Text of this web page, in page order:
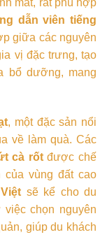
mát, rất phù hợp
dẫn viên tiếng
giữa các nguyên
vị đặc trưng, tạo
bổ dưỡng, mang
, một đặc sản nổi
về làm quà. Các
cà rốtđược chế
vùng đất cao
sẽ kể cho du
chọn nguyên
giúp du khách